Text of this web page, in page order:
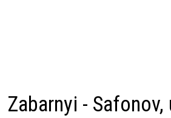
Zabarnyi - Safonov,